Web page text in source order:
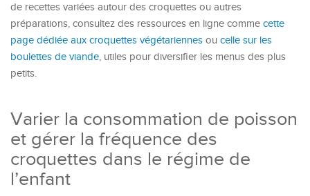
de recettes variées autour des croquettes ou autres
préparations, consultez des ressources en ligne comme cette
page dédiée aux croquettes végétariennes ou celle sur les
boulettes de viande, utiles pour diversifier les menus des plus
petits.
Varier la consommation de poisson
et gérer la fréquence des
croquettes dans le régime de
l’enfant